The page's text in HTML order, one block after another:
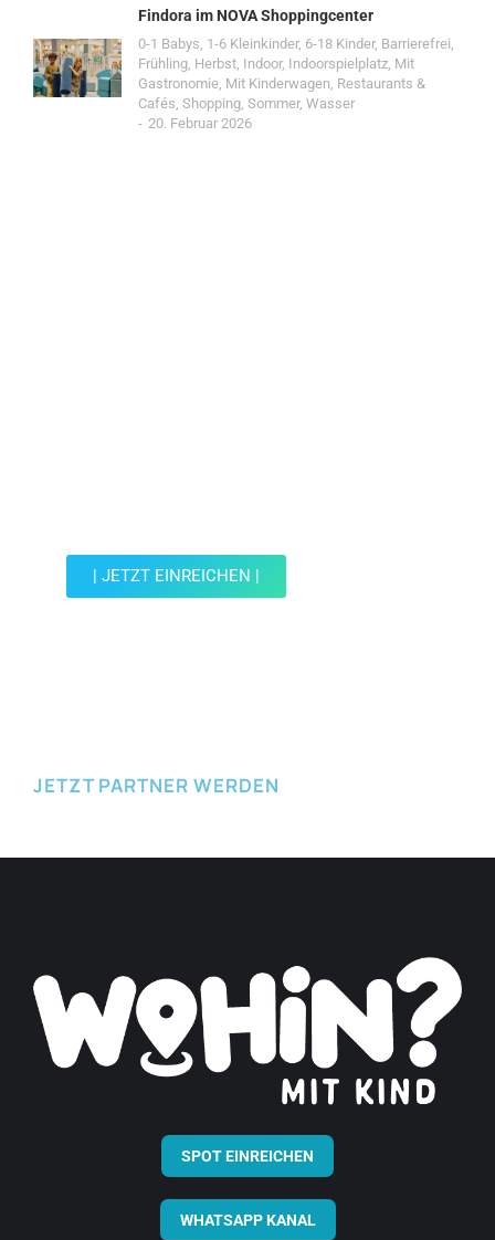
Findora im NOVA Shoppingcenter
0-1 Babys, 1-6 Kleinkinder, 6-18 Kinder, Barrierefrei,
Frühling, Herbst, Indoor, Indoorspielplatz, Mit
Gastronomie, Mit Kinderwagen, Restaurants &
Cafés, Shopping, Sommer, Wasser
20. Februar 2026
| JETZT EINREICHEN |
JETZT PARTNER WERDEN
SPOT EINREICHEN
WHATSAPP KANAL